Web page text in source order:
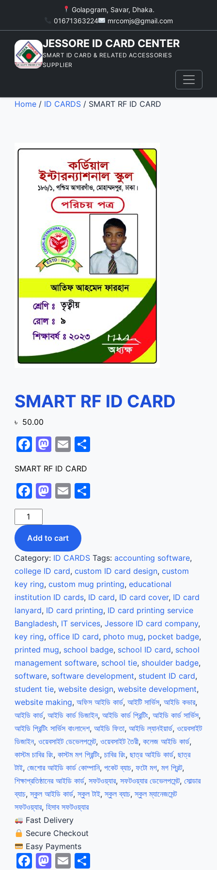
Golapgram, Savar, Dhaka.
01671363224
mrcomjs@gmail.com
JESSORE ID CARD CENTER
SMART ID CARD & RELATED ACCESSORIES
SUPPLIER
Home/ ID CARDS/ SMART RF ID CARD
SMART RF ID CARD
৳ 50.00
Facebook
Mastodon
EmailShare
SMART RF ID CARD
Facebook
Mastodon
EmailShare
SMART
RF
ID
CARD
quantity
Add to cart
Category: ID CARDS Tags: accounting software,
college ID card, custom ID card design, custom
key ring, custom mug printing, educational
institution ID cards, ID card, ID card cover, ID card
lanyard, ID card printing, ID card printing service
Bangladesh, IT services, Jessore ID card company,
key ring, office ID card, photo mug, pocket badge,
printed mug, school badge, school ID card, school
management software, school tie, shoulder badge,
software, software development, student ID card,
student tie, website design, website development,
website making, অফিস আইডি কার্ড, আইটি সার্ভিস, আইডি কভার,
আইডি কার্ড, আইডি কার্ড ডিজাইন, আইডি কার্ড প্রিন্টিং, আইডি কার্ড সার্ভিস,
আইডি প্রিন্টিং সার্ভিস বাংলাদেশ, আইডি ফিতা, আইডি ল্যানইয়ার্ড, ওয়েবসাইট
ডিজাইন, ওয়েবসাইট ডেভেলপমেন্ট, ওয়েবসাইট তৈরী, কলেজ আইডি কার্ড,
কাস্টম চাবির রিং, কাস্টম মগ প্রিন্টিং, চাবির রিং, ছাত্র আইডি কার্ড, ছাত্র
টাই, জেশোর আইডি কার্ড কোম্পানি, পকেট ব্যাচ, ফটো মগ, মগ প্রিন্ট,
শিক্ষাপ্রতিষ্ঠানের আইডি কার্ড, সফটওয়্যার, সফটওয়্যার ডেভেলপমেন্ট, সোল্ডার
ব্যাচ,স্কুল আইডি কার্ড,স্কুল টাই,স্কুল ব্যাচ,স্কুল ম্যানেজমেন্ট
সফটওয়্যার, হিসাব সফটওয়্যার
Fast Delivery
Secure Checkout
Easy Payments
Facebook
Mastodon
EmailShare